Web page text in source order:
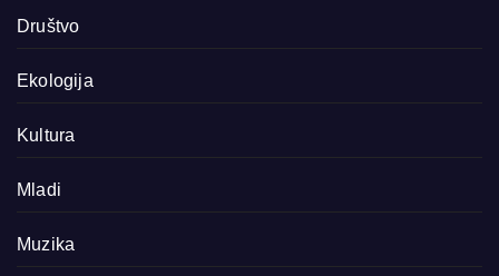
Društvo
Ekologija
Kultura
Mladi
Muzika